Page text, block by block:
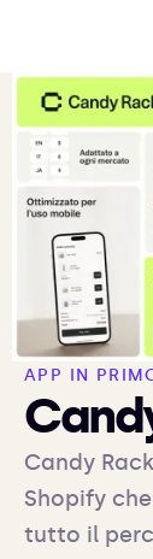
APP IN
Candy
Shopify
tutto il